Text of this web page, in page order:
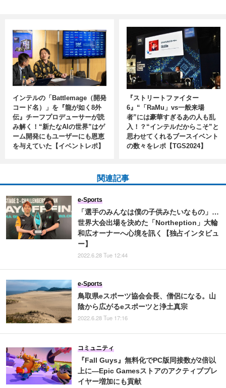
インテルの「Battlemage（開発
コード名）」を『龍が如く8外
伝』チーフプロデューサーが読
み解く！“新たなAIの世界”はゲ
ーム開発にもユーザーにも恩恵
を与えていた【イベントレポ】
『ストリートファイター
6』“「RaMu」vs一般来場
者”には豪華すぎるあの人も乱
入！？“インテルだからこそ”と
思わせてくれるブースイベント
の数々をレポ【TGS2024】
関連記事
「選手のみんなは僕の子供みたいなもの」…
世界大会出場を決めた「Northeption」大輪
和広オーナーへ心境を訊く【独占インタビュ
ー】
e-Sports
2022.6.28 Tue 12:44
鳥取県eスポーツ協会会長、僧侶になる。山
陰から広がるeスポーツと浄土真宗
e-Sports
2022.6.28 Tue 17:16
『Fall Guys』無料化でPC版同接数が2倍以
上に―Epic Gamesストアのアクティブプレ
イヤー増加にも貢献
コミュニティ